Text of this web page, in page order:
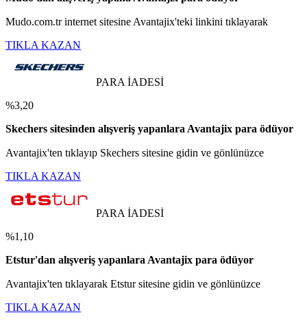
Mudo.com.tr internet sitesine Avantajix'teki linkini tıklayarak
TIKLA KAZAN
PARA İADESİ
%3,20
Skechers sitesinden alışveriş yapanlara Avantajix para ödüyor
Avantajix'ten tıklayıp Skechers sitesine gidin ve gönlünüzce
TIKLA KAZAN
PARA İADESİ
%1,10
Etstur'dan alışveriş yapanlara Avantajix para ödüyor
Avantajix'ten tıklayarak Etstur sitesine gidin ve gönlünüzce
TIKLA KAZAN